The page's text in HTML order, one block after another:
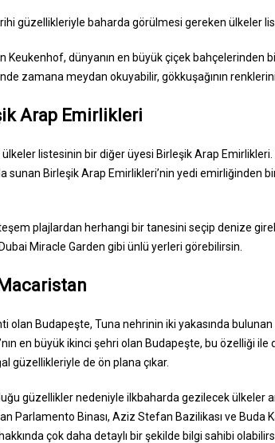
güzellikleriyle baharda görülmesi gereken ülkeler
Keukenhof, dünyanın en büyük çiçek bahçelerinden
zamana meydan okuyabilir, gökkuşağının
Arap Emirlikleri
listesinin bir diğer üyesi Birleşik Arap Emirlikleri.
sunan Birleşik Arap Emirlikleri’nin yedi emirliğinden
plajlardan herhangi bir tanesini seçip denize
Miracle Garden gibi ünlü yerleri görebilirsin.
olan Budapeşte, Tuna nehrinin iki yakasında
en büyük ikinci şehri olan Budapeşte, bu özelliği
güzellikleriyle de ön plana çıkar.
güzellikler nedeniyle ilkbaharda gezilecek ülkeler
Parlamento Binası, Aziz Stefan Bazilikası ve Buda
çok daha detaylı bir şekilde bilgi sahibi